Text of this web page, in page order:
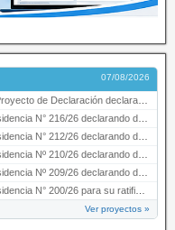
07/08/2026
declarando de interés provincial PRESIDENCI…
declarando de interés provincial la labor …
declarando de interés provincial el “50° A…
declarando de interés provincial el proyec…
declarando de interés provincial la presen…
N° 200/26 para su ratificación.
Ver proyectos »